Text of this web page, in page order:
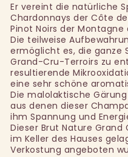
Er vereint die natürliche
Chardonnays der Côte
Pinot Noirs der Montagne
Die teilweise
ermöglicht es, die ganze
Grand-Cru-Terroirs zu
resultierende
eine sehr schöne
Die malolaktische
aus denen dieser
ihm Spannung und
Dieser Brut Nature Grand
im Keller des Hauses
Verkostung angeboten